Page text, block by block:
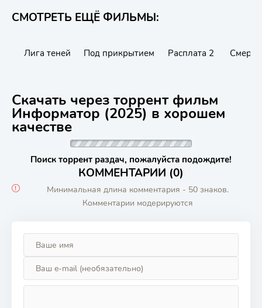
СМОТРЕТЬ ЕЩЁ ФИЛЬМЫ:
Лига теней Под прикрытием Расплата 2
Скачать через торрент фильм
Информатор (2025) в хорошем
качестве
Поиск торрент раздач, пожалуйста подождите!
КОММЕНТАРИИ (0)
Минимальная длина комментария - 50 знаков.
Комментарии модерируются